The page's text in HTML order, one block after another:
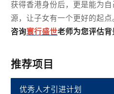
获得香港身份后，更是能为
源，让子女有一个更好的起点
咨询寰行盛世老师为您评估背
推荐项目
优秀人才引进计划